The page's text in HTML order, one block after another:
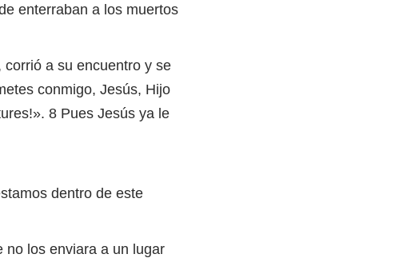
enterraban a los muertos
a su encuentro y se
conmigo, Jesús, Hijo
8 Pues Jesús ya le
dentro de este
no los enviara a un lugar